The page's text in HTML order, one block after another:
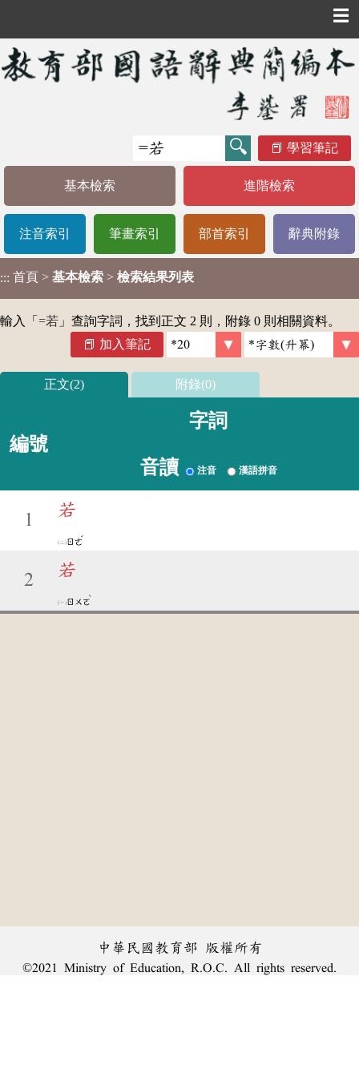
☰
學習筆記
基本檢索 進階檢索
注音索引 筆畫索引 部首索引 辭典附錄
::: 首頁 > 基本檢索 > 檢索結果列表
輸入「 =若 」查詢字詞，找到正文 2 則，附錄 0 則相關資料。
加入筆記
正文(2) 附錄(0)
編號
字詞
音讀 注音 漢語拼音
1
若
ㄖㄜ
ˇ
2
若
ㄖㄨㄛ
ˋ
中華民國教育部 版權所有
©2021 Ministry of Education, R.O.C. All rights reserved.